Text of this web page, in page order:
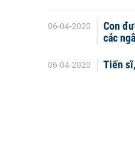
06-04-2020
Con
các
06-04-2020 Tiến